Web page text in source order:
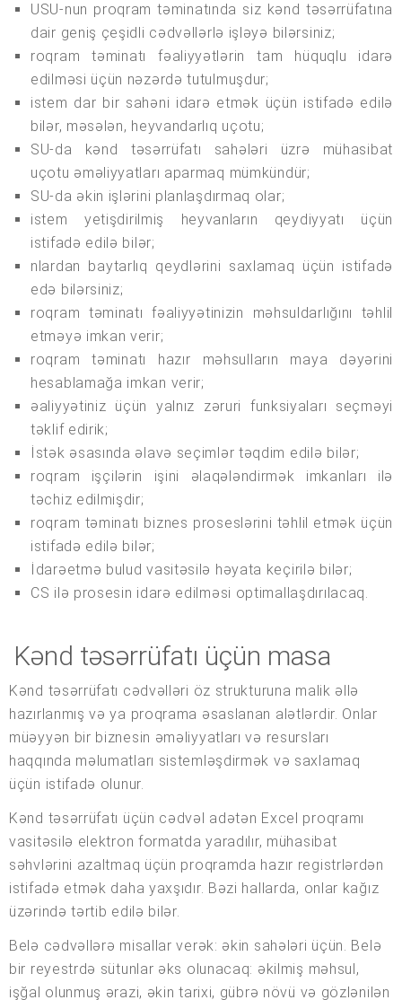
USU-nun proqram təminatında siz kənd təsərrüfatına
dair geniş çeşidli cədvəllərlə işləyə bilərsiniz;
roqram təminatı fəaliyyətlərin tam hüquqlu idarə
edilməsi üçün nəzərdə tutulmuşdur;
istem dar bir sahəni idarə etmək üçün istifadə edilə
bilər, məsələn, heyvandarlıq uçotu;
SU-da kənd təsərrüfatı sahələri üzrə mühasibat
uçotu əməliyyatları aparmaq mümkündür;
SU-da əkin işlərini planlaşdırmaq olar;
istem yetişdirilmiş heyvanların qeydiyyatı üçün
istifadə edilə bilər;
nlardan baytarlıq qeydlərini saxlamaq üçün istifadə
edə bilərsiniz;
roqram təminatı fəaliyyətinizin məhsuldarlığını təhlil
etməyə imkan verir;
roqram təminatı hazır məhsulların maya dəyərini
hesablamağa imkan verir;
əaliyyətiniz üçün yalnız zəruri funksiyaları seçməyi
təklif edirik;
İstək əsasında əlavə seçimlər təqdim edilə bilər;
roqram işçilərin işini əlaqələndirmək imkanları ilə
təchiz edilmişdir;
roqram təminatı biznes proseslərini təhlil etmək üçün
istifadə edilə bilər;
İdarəetmə bulud vasitəsilə həyata keçirilə bilər;
CS ilə prosesin idarə edilməsi optimallaşdırılacaq.
Kənd təsərrüfatı üçün masa
Kənd təsərrüfatı cədvəlləri öz strukturuna malik əllə
hazırlanmış və ya proqrama əsaslanan alətlərdir. Onlar
müəyyən bir biznesin əməliyyatları və resursları
haqqında məlumatları sistemləşdirmək və saxlamaq
üçün istifadə olunur.
Kənd təsərrüfatı üçün cədvəl adətən Excel proqramı
vasitəsilə elektron formatda yaradılır, mühasibat
səhvlərini azaltmaq üçün proqramda hazır registrlərdən
istifadə etmək daha yaxşıdır. Bəzi hallarda, onlar kağız
üzərində tərtib edilə bilər.
Belə cədvəllərə misallar verək: əkin sahələri üçün. Belə
bir reyestrdə sütunlar əks olunacaq: əkilmiş məhsul,
işğal olunmuş ərazi, əkin tarixi, gübrə növü və gözlənilən